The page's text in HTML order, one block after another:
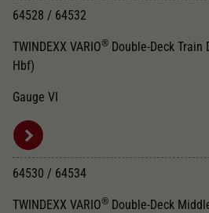
64528 / 64532
TWINDEXX VARIO® Double-Deck Train
Hbf)
Gauge VI
64530 / 64534
TWINDEXX VARIO® Double-Deck